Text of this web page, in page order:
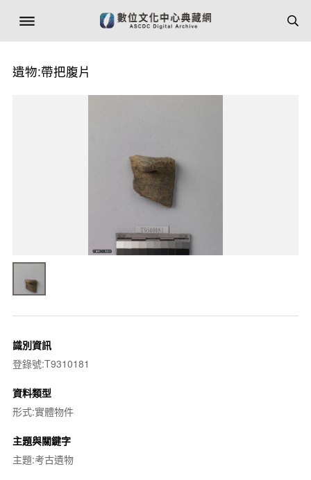
遺物:帶把腹片
識別資訊
登錄號:T9310181
資料類型
形式:實體物件
主題與關鍵字
主題:考古遺物